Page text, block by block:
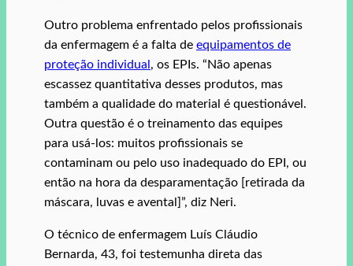
Outro problema enfrentado pelos profissionais
da enfermagem é a falta de equipamentos de
proteção individual, os EPIs. “Não apenas
escassez quantitativa desses produtos, mas
também a qualidade do material é questionável.
Outra questão é o treinamento das equipes
para usá-los: muitos profissionais se
contaminam ou pelo uso inadequado do EPI, ou
então na hora da desparamentação [retirada da
máscara, luvas e avental]”, diz Neri.
O técnico de enfermagem Luís Cláudio
Bernarda, 43, foi testemunha direta das